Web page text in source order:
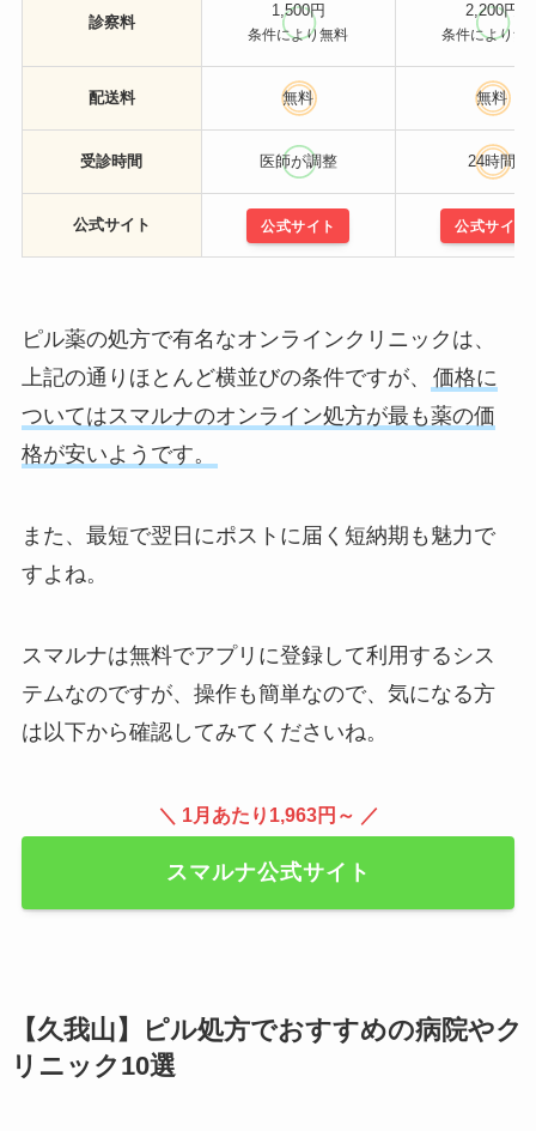
診察料
1,500円
条件により無料
2,200円
条件により無
配送料 無料 無料
受診時間 医師が調整 24時間
公式サイト 公式サイト 公式サイト
ピル薬の処方で有名なオンラインクリニックは、
上記の通りほとんど横並びの条件ですが、
価格に
ついてはスマルナのオンライン処方が最も薬の価
格が安いようです。
また、最短で翌日にポストに届く短納期も魅力で
すよね。
スマルナは無料でアプリに登録して利用するシス
テムなのですが、操作も簡単なので、気になる方
は以下から確認してみてくださいね。
＼ 1月あたり1,963円～ ／
スマルナ公式サイト
【久我山】ピル処方でおすすめの病院やク
リニック10選